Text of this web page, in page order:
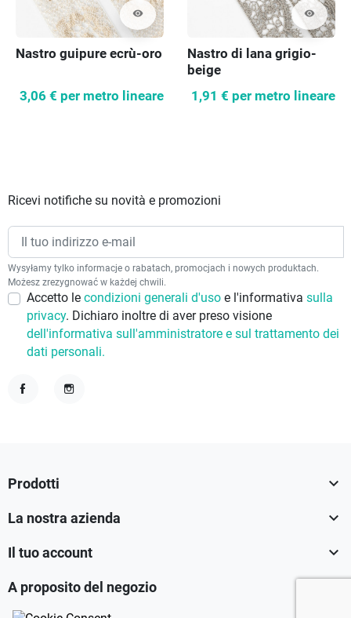
visibility
Nastro guipure ecrù-oro
3,06 € per metro lineare
visibility
Nastro di lana grigio-
beige
1,91 € per metro lineare
Ricevi notifiche su novità e promozioni
Wysyłamy tylko informacje o rabatach, promocjach i nowych produktach.
Możesz zrezygnować w każdej chwili.
Accetto le condizioni generali d'uso e l'informativa sulla
privacy. Dichiaro inoltre di aver preso visione
dell'informativa sull'amministratore e sul trattamento dei
dati personali.
Prodotti 
La nostra azienda 
Il tuo account 
A proposito del negozio